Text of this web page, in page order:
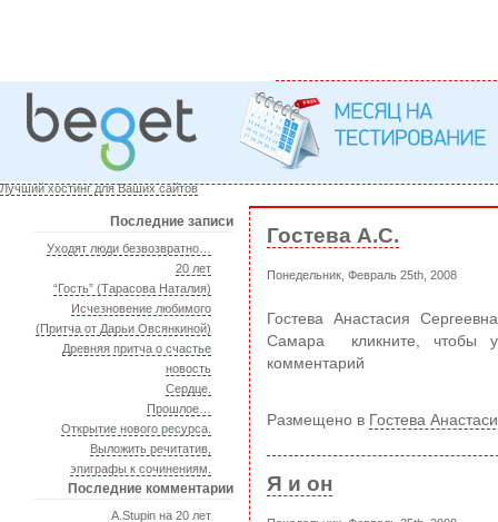
Лучший хостинг для Ваших сайтов
Последние записи
Уходят люди безвозвратно…
20 лет
“Гость” (Тарасова Наталия)
Исчезновение любимого
(Притча от Дарьи Овсянкиной)
Древняя притча о счастье
новость
Сердце.
Прошлое…
Открытие нового ресурса.
Выложить речитатив,
эпиграфы к сочинениям.
Последние комментарии
A.Stupin на 20 лет
Гостева А.С.
Понедельник, Февраль 25th, 2008
Гостева Анастасия
Самара кликните, чтобы
комментарий
Размещено в Гостева
Я и он